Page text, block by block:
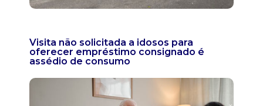
Visita não solicitada a idosos para
oferecer empréstimo consignado é
assédio de consumo